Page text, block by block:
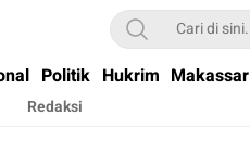
Politik Hukrim Makassar
Redaksi